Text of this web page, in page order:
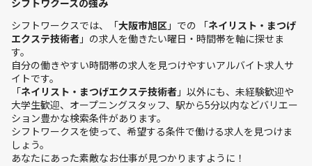
シフトワクースの強み
シフトワークスでは、「大阪市旭区 」での 「ネイリスト・まつげ
エクステ技術者 」の求人を働きたい曜日・時間帯を軸に探せま
す。
自分の働きやすい時間帯の求人を見つけやすいアルバイト求人サ
イトです。
「ネイリスト・まつげエクステ技術者 」以外にも、未経験歓迎や
大学生歓迎、オープニングスタッフ、駅から5分以内などバリエー
ション豊かな検索条件があります。
シフトワークスを使って、希望する条件で働ける求人を見つけま
しょう。
あなたにあった素敵なお仕事が見つかりますように！